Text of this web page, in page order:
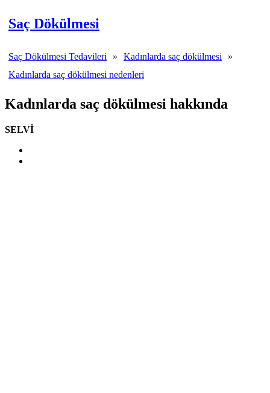
Saç Dökülmesi
Saç Dökülmesi Tedavileri » Kadınlarda saç dökülmesi
»
Kadınlarda saç dökülmesi nedenleri
Kadınlarda saç dökülmesi hakkında
SELVİ